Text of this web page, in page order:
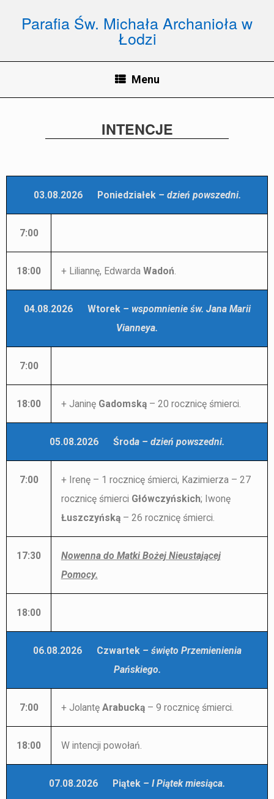
Parafia Św. Michała Archanioła w
Łodzi
Menu
INTENCJE
03.08.2026 Poniedziałek – dzień powszedni.
7:00
18:00 + Liliannę, Edwarda Wadoń.
04.08.2026 Wtorek – wspomnienie św. Jana Marii
Vianneya.
7:00
18:00 + Janinę Gadomską– 20 rocznicę śmierci.
05.08.2026 Środa – dzień powszedni.
7:00
+ Irenę – 1 rocznicę śmierci, Kazimierza – 27
rocznicę śmierci Główczyńskich; Iwonę
Łuszczyńską– 26 rocznicę śmierci.
17:30
Nowenna do Matki Bożej Nieustającej
Pomocy.
18:00
06.08.2026 Czwartek– święto Przemienienia
Pańskiego.
7:00 + Jolantę Arabucką– 9 rocznicę śmierci.
18:00 W intencji powołań.
07.08.2026 Piątek – I Piątek miesiąca.